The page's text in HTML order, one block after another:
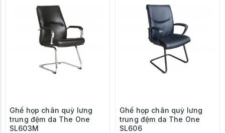
Ghế họp chân quỳ lưng
trung đệm da The One
SL603M
Ghế họp chân quỳ lưng
trung đệm da The One
SL606